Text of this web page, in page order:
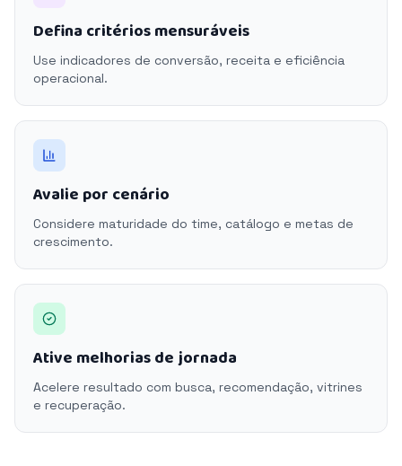
Defina critérios mensuráveis
Use indicadores de conversão, receita e eficiência
operacional.
Avalie por cenário
Considere maturidade do time, catálogo e metas de
crescimento.
Ative melhorias de jornada
Acelere resultado com busca, recomendação, vitrines
e recuperação.